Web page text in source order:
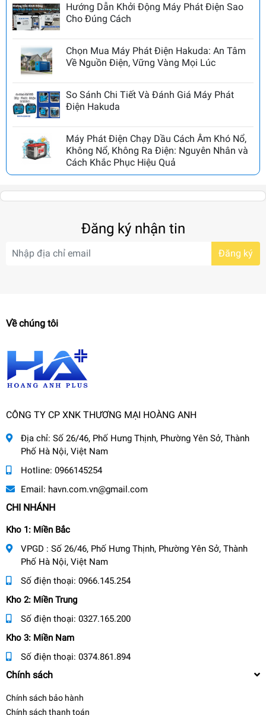
Hướng Dẫn Khởi Động Máy Phát Điện Sao
Cho Đúng Cách
Chọn Mua Máy Phát Điện Hakuda: An Tâm
Về Nguồn Điện, Vững Vàng Mọi Lúc
So Sánh Chi Tiết Và Đánh Giá Máy Phát
Điện Hakuda
Máy Phát Điện Chạy Dầu Cách Âm Khó Nổ,
Không Nổ, Không Ra Điện: Nguyên Nhân và
Cách Khắc Phục Hiệu Quả
Đăng ký nhận tin
Đăng ký
Về chúng tôi
CÔNG TY CP XNK THƯƠNG MẠI HOÀNG ANH
Địa chỉ: Số 26/46, Phố Hưng Thịnh, Phường Yên Sở, Thành
Phố Hà Nội, Việt Nam
Hotline: 0966145254
Email: havn.com.vn@gmail.com
CHI NHÁNH
Kho 1: Miền Bắc
VPGD : Số 26/46, Phố Hưng Thịnh, Phường Yên Sở, Thành
Phố Hà Nội, Việt Nam
Số điện thoại: 0966.145.254
Kho 2: Miền Trung
Số điện thoại: 0327.165.200
Kho 3: Miền Nam
Số điện thoại: 0374.861.894
Chính sách
Chính sách bảo hành
Chính sách thanh toán